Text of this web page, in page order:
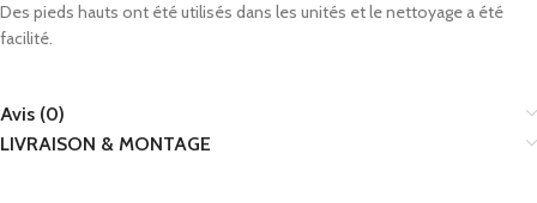
Des pieds hauts ont été utilisés dans les unités et le nettoyage a été
facilité.
Avis (0)
LIVRAISON & MONTAGE